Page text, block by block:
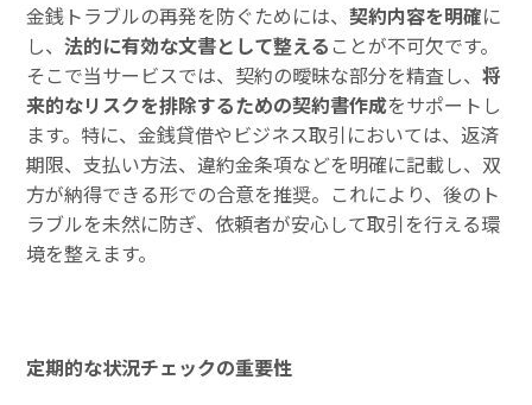
金銭トラブルの再発を防ぐためには、契約内容を明確に
し、法的に有効な文書として整える ことが不可欠です。
そこで当サービスでは、契約の曖昧な部分を精査し、将
来的なリスクを排除するための契約書作成をサポートし
ます。特に、金銭貸借やビジネス取引においては、返済
期限、支払い方法、違約金条項などを明確に記載し、双
方が納得できる形での合意を推奨。これにより、後のト
ラブルを未然に防ぎ、依頼者が安心して取引を行える環
境を整えます。
定期的な状況チェックの重要性